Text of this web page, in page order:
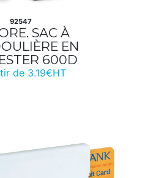
92547
SAC À
EN
600D
de 3.19€HT